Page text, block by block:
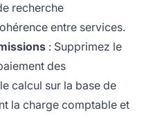
recherche
entre services.
: Supprimez le
des
calcul sur la base de
la charge comptable et